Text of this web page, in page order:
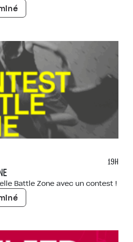
19H
Battle Zone avec un contest !